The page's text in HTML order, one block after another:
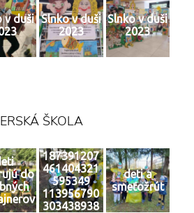
v duši Slnko v duši
2023
Slnko v duši
2023
ŠKOLA
do
187391207
461404321
595349
113956790
303438938
deti a
smeťožrút